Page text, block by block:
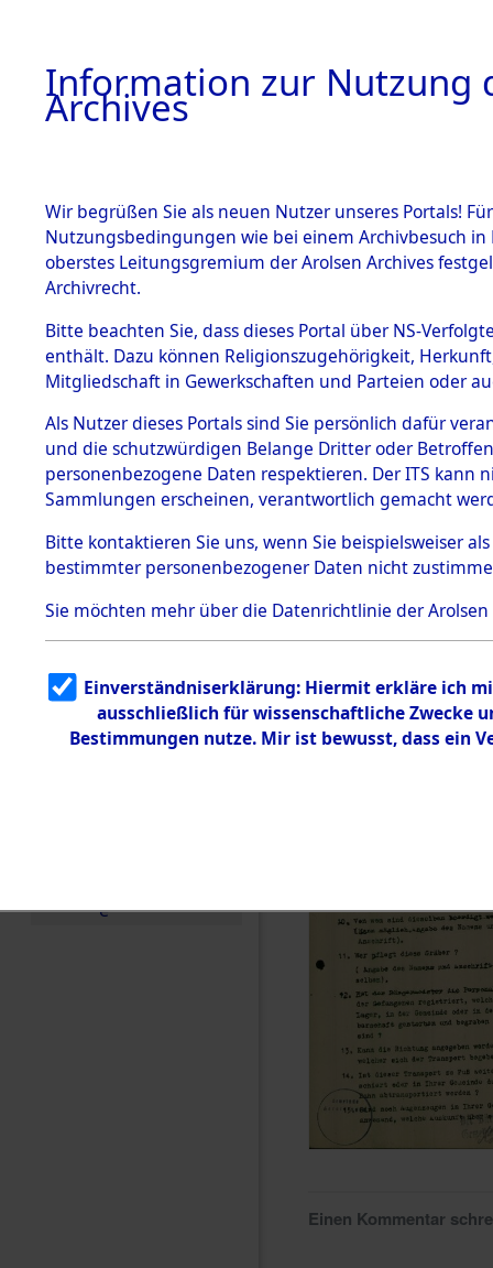
BESTÄNDE
1.
mente
5. Verschiedenes
5.3
Todesmärsche
5.3.1 Alliierte
Erhebungen
zu
Todesmärsch
en
5.3.2
g
5.3.3
Todesmärsch
e
von
Toter aus
Ort ihrer
0001
Einen Kommentar
Information zur Nutzung
Archives
Wir begrüßen Sie als neuen Nutzer unseres Portals!
Nutzungsbedingungen wie bei einem Archivbesuch
oberstes Leitungsgremium der Arolsen Archives
Archivrecht.
Bitte beachten Sie, dass dieses Portal über NS-
enthält. Dazu können Religionszugehörigkeit,
Mitgliedschaft in Gewerkschaften und Parteien oder
Als Nutzer dieses Portals sind Sie persönlich dafür
und die schutzwürdigen Belange Dritter oder
personenbezogene Daten respektieren. Der ITS
Sammlungen erscheinen, verantwortlich gemacht
Bitte kontaktieren Sie uns, wenn Sie beispielsweiser
bestimmter personenbezogener Daten nicht
Sie möchten mehr über die Datenrichtlinie der Arolsen
Einverständniserklärung: Hiermit erkläre ich
ausschließlich für wissenschaftliche Zwecke
Bestimmungen nutze. Mir ist bewusst, dass ein